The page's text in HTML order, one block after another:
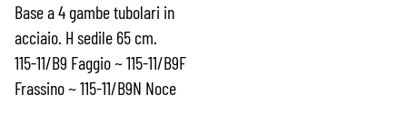
Base a 4 gambe tubolari in
acciaio. H sedile 65 cm.
115-11/B9 Faggio ~ 115-11/B9F
Frassino ~ 115-11/B9N Noce